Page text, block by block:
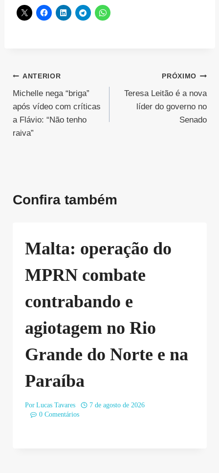
Navegação
de
Post
ANTERIOR
Michelle nega “briga”
após vídeo com críticas
a Flávio: “Não tenho
raiva”
PRÓXIMO
Teresa Leitão é a nova
líder do governo no
Senado
Confira também
Malta: operação do
MPRN combate
contrabando e
agiotagem no Rio
Grande do Norte e na
Paraíba
Por Lucas Tavares
7 de agosto de 2026
0 Comentários